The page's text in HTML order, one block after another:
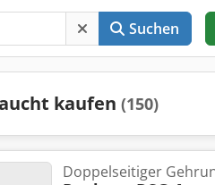
Suchen
kaufen (150)
Doppelseitiger